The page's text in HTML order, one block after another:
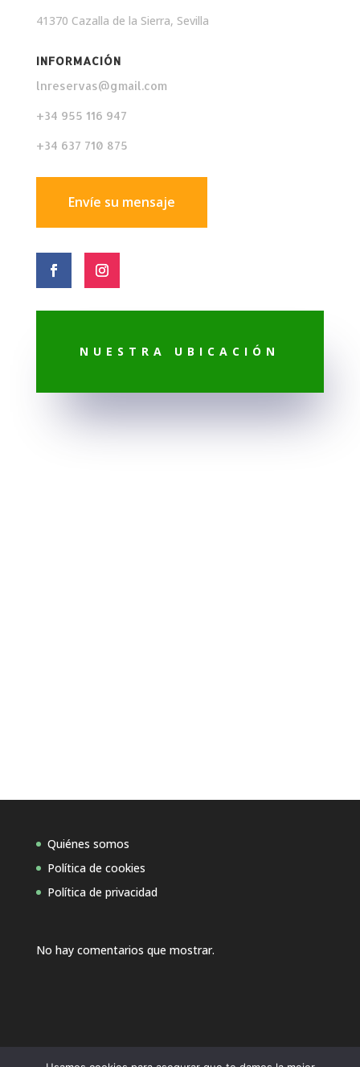
41370 Cazalla de la Sierra, Sevilla
INFORMACIÓN
lnreservas@gmail.com
+34 955 116 947
+34 637 710 875
Envíe su mensaje
NUESTRA UBICACIÓN
Quiénes somos
Política de cookies
Política de privacidad
No hay comentarios que mostrar.